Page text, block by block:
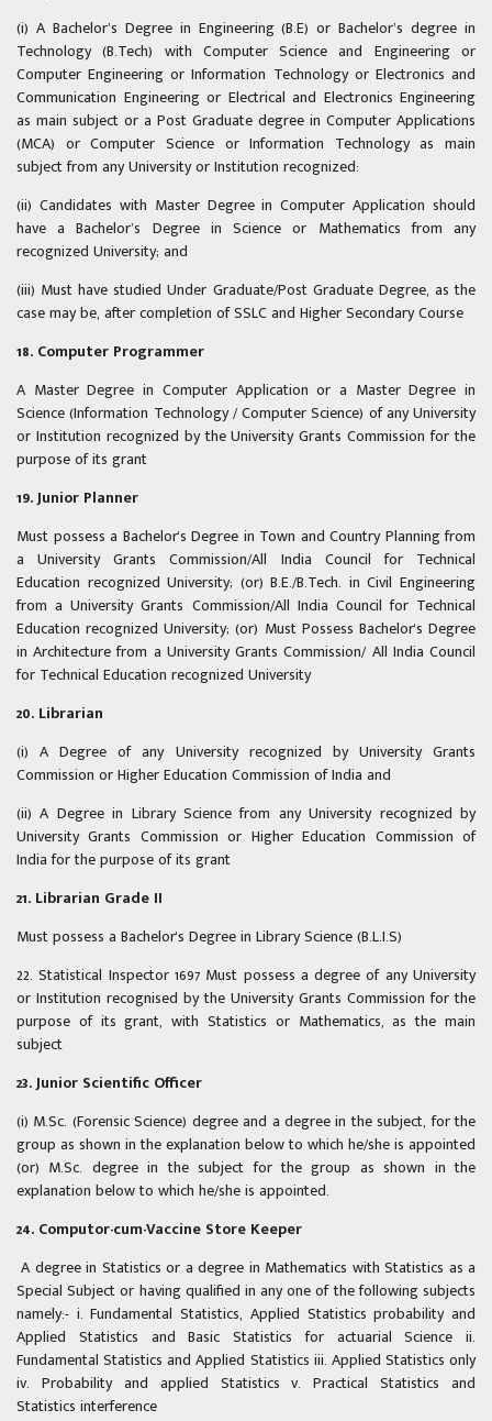
(i) A Bachelor’s Degree in Engineering (B.E) or Bachelor’s degree in
Technology (B.Tech) with Computer Science and Engineering or
Computer Engineering or Information Technology or Electronics and
Communication Engineering or Electrical and Electronics Engineering
as main subject or a Post Graduate degree in Computer Applications
(MCA) or Computer Science or Information Technology as main
subject from any University or Institution recognized:
(ii) Candidates with Master Degree in Computer Application should
have a Bachelor’s Degree in Science or Mathematics from any
recognized University; and
(iii) Must have studied Under Graduate/Post Graduate Degree, as the
case may be, after completion of SSLC and Higher Secondary Course
18. Computer Programmer
A Master Degree in Computer Application or a Master Degree in
Science (Information Technology / Computer Science) of any University
or Institution recognized by the University Grants Commission for the
purpose of its grant
19. Junior Planner
Must possess a Bachelor's Degree in Town and Country Planning from
a University Grants Commission/All India Council for Technical
Education recognized University; (or) B.E./B.Tech. in Civil Engineering
from a University Grants Commission/All India Council for Technical
Education recognized University; (or) Must Possess Bachelor's Degree
in Architecture from a University Grants Commission/ All India Council
for Technical Education recognized University
20. Librarian
(i) A Degree of any University recognized by University Grants
Commission or Higher Education Commission of India and
(ii) A Degree in Library Science from any University recognized by
University Grants Commission or Higher Education Commission of
India for the purpose of its grant
21. Librarian Grade II
Must possess a Bachelor's Degree in Library Science (B.L.I.S)
22. Statistical Inspector 1697 Must possess a degree of any University
or Institution recognised by the University Grants Commission for the
purpose of its grant, with Statistics or Mathematics, as the main
subject
23. Junior Scientific Officer
(i) M.Sc. (Forensic Science) degree and a degree in the subject, for the
group as shown in the explanation below to which he/she is appointed
(or) M.Sc. degree in the subject for the group as shown in the
explanation below to which he/she is appointed.
24. Computor-cum-Vaccine Store Keeper
A degree in Statistics or a degree in Mathematics with Statistics as a
Special Subject or having qualified in any one of the following subjects
namely:- i. Fundamental Statistics, Applied Statistics probability and
Applied Statistics and Basic Statistics for actuarial Science ii.
Fundamental Statistics and Applied Statistics iii. Applied Statistics only
iv. Probability and applied Statistics v. Practical Statistics and
Statistics interference